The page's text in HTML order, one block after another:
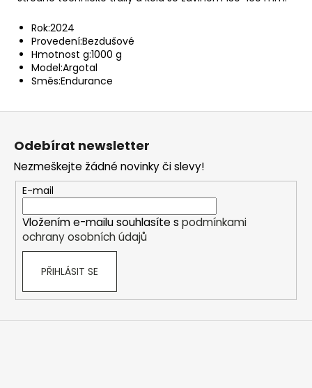
Rok:2024
Provedení:Bezdušové
Hmotnost g:1000 g
Model:Argotal
Směs:Endurance
Z
Odebírat newsletter
Nezmeškejte žádné novinky či slevy!
E-mail
Vložením e-mailu souhlasíte s podmínkami
ochrany osobních údajů
PŘIHLÁSIT SE